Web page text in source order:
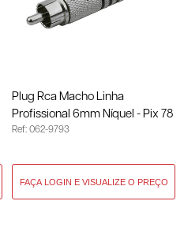
Plug Rca Macho Linha
Profissional 6mm Níquel - Pix 78
Ref: 062-9793